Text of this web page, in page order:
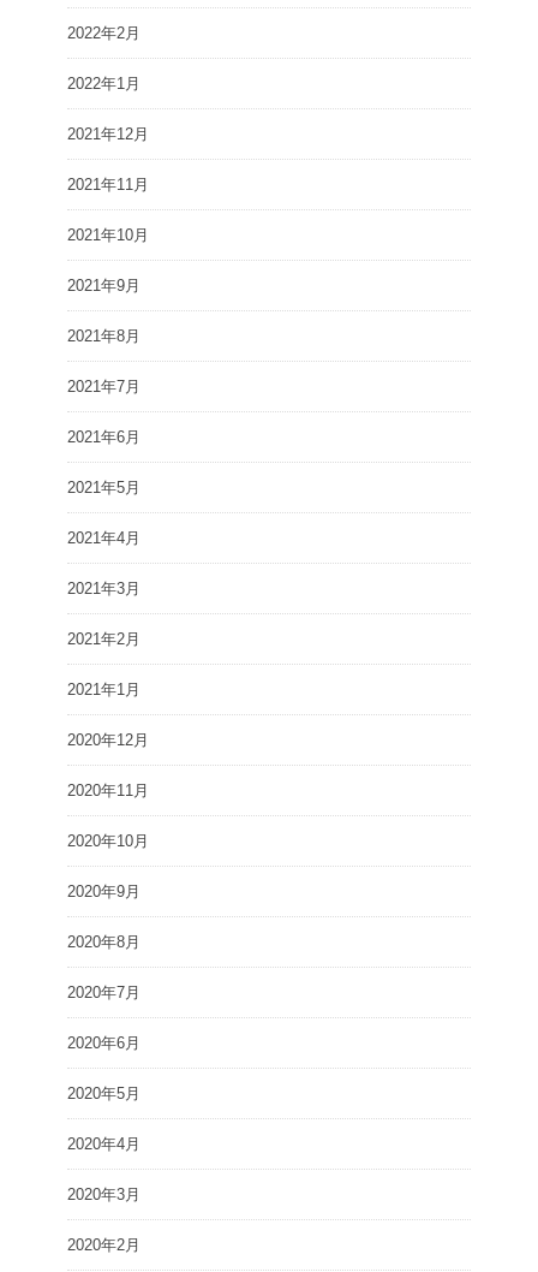
2022年2月
2022年1月
2021年12月
2021年11月
2021年10月
2021年9月
2021年8月
2021年7月
2021年6月
2021年5月
2021年4月
2021年3月
2021年2月
2021年1月
2020年12月
2020年11月
2020年10月
2020年9月
2020年8月
2020年7月
2020年6月
2020年5月
2020年4月
2020年3月
2020年2月